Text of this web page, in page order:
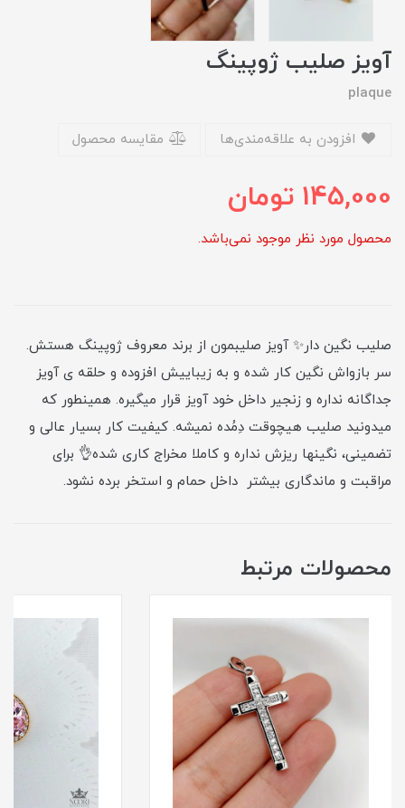
آویز صلیب ژوپینگ
plaque
مقایسه محصول
145,000 تومان
محصول مورد نظر موجود نمی‌باشد.
صلیب نگین دار✨ آویز صلیبمون از برند معروف ژوپینگ هستش.
سر بازواش نگین کار شده و به زیباییش افزوده و حلقه ی آویز
جداگانه نداره و زنجیر داخل خود آویز قرار میگیره. همینطور که
میدونید صلیب هیچوقت دِمُده نمیشه. کیفیت کار بسیار عالی و
تضمینی، نگینها ریزش نداره و کاملا مخراج کاری شده👌 برای
مراقبت و ماندگاری بیشتر داخل حمام و استخر برده نشود.
محصولات مرتبط